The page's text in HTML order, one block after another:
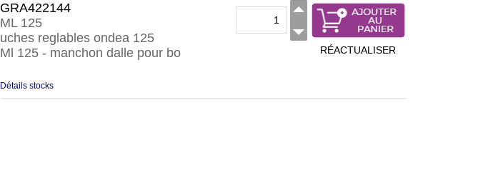
GRA422144
ML 125
uches reglables ondea 125
Ml 125 - manchon dalle pour bo
RÉACTUALISER
Détails stocks